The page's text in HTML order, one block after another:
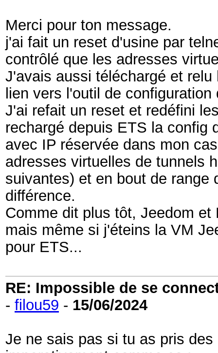
Merci pour ton message.
j'ai fait un reset d'usine par
contrôlé que les adresses
J'avais aussi téléchargé et
lien vers l'outil de
J'ai refait un reset et redéfini
rechargé depuis ETS la config
avec IP réservée dans mon
adresses virtuelles de tunnels
suivantes) et en bout de
différence.
Comme dit plus tôt, Jeedom
mais même si j'éteins la VM
pour ETS...
RE: Impossible de se
- filou59 - 15/06/2024
Je ne sais pas si tu as pris